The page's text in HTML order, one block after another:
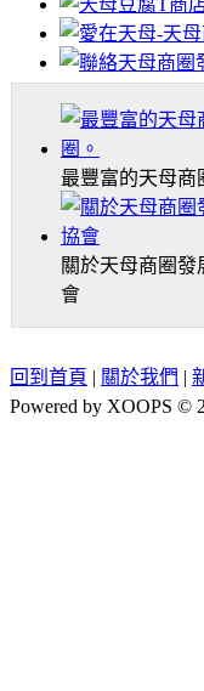
最豐富的天母商
關於天母商圈發
會
回到首頁 | 關於我們 |
Powered by XOOPS ©